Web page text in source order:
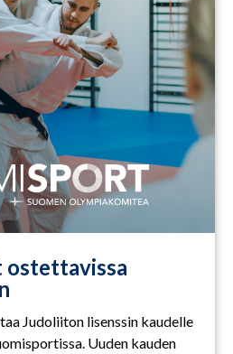
ostettavissa
Judoliiton lisenssin kaudelle
Uuden kauden